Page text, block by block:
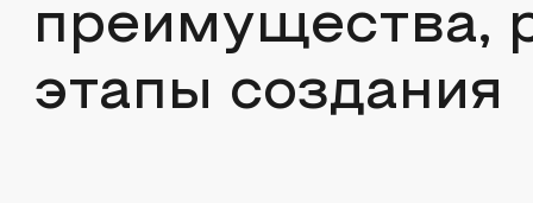
преимущества,
этапы создания